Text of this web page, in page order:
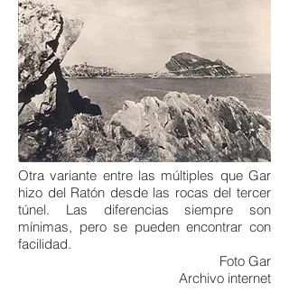
Otra variante entre las múltiples que Gar
hizo del Ratón desde las rocas del tercer
túnel. Las diferencias siempre son
mínimas, pero se pueden encontrar con
facilidad.
Foto Gar
Archivo internet